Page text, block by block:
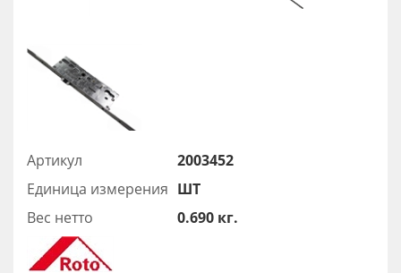
Артикул
2003452
Единица измерения ШТ
Вес нетто
0.690 кг.